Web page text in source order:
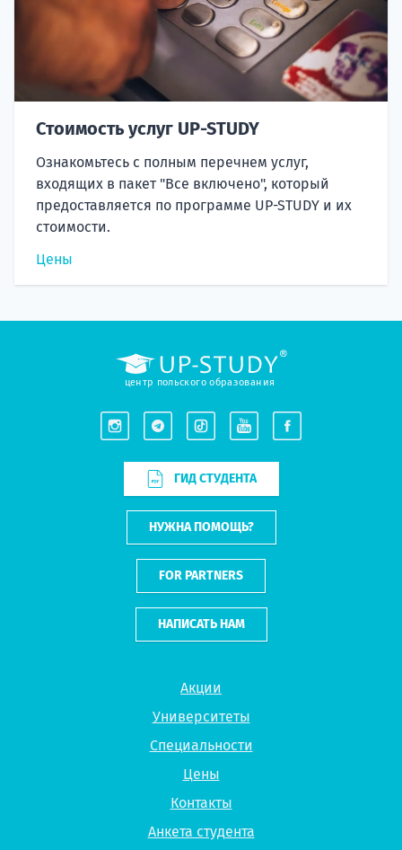
Стоимость услуг UP-STUDY
Ознакомьтесь с полным перечнем услуг,
входящих в пакет "Все включено", который
предоставляется по программе UP-STUDY и их
стоимости.
Цены
Акции
Университеты
Специальности
Цены
Контакты
Анкета студента
центр польского образования
ГИД СТУДЕНТА
НУЖНА ПОМОЩЬ?
FOR PARTNERS
НАПИСАТЬ НАМ